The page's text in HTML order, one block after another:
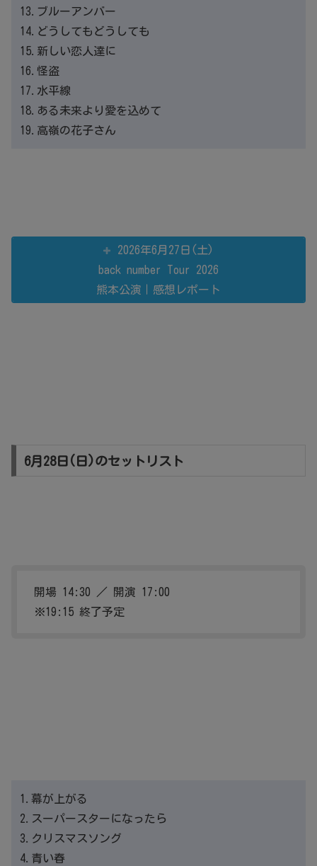
13.ブルーアンバー
14.どうしてもどうしても
15.新しい恋人達に
16.怪盗
17.水平線
18.ある未来より愛を込めて
19.高嶺の花子さん
2026年6月27日(土)
back number Tour 2026
熊本公演｜感想レポート
6月28日(日)のセットリスト
開場 14:30 ／ 開演 17:00
※19:15 終了予定
1.幕が上がる
2.スーパースターになったら
3.クリスマスソング
4.青い春